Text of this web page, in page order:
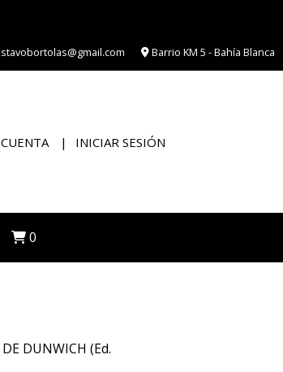
Barrio KM 5 - Bahía Blanca
INICIAR SESIÓN
0
DE DUNWICH (Ed.